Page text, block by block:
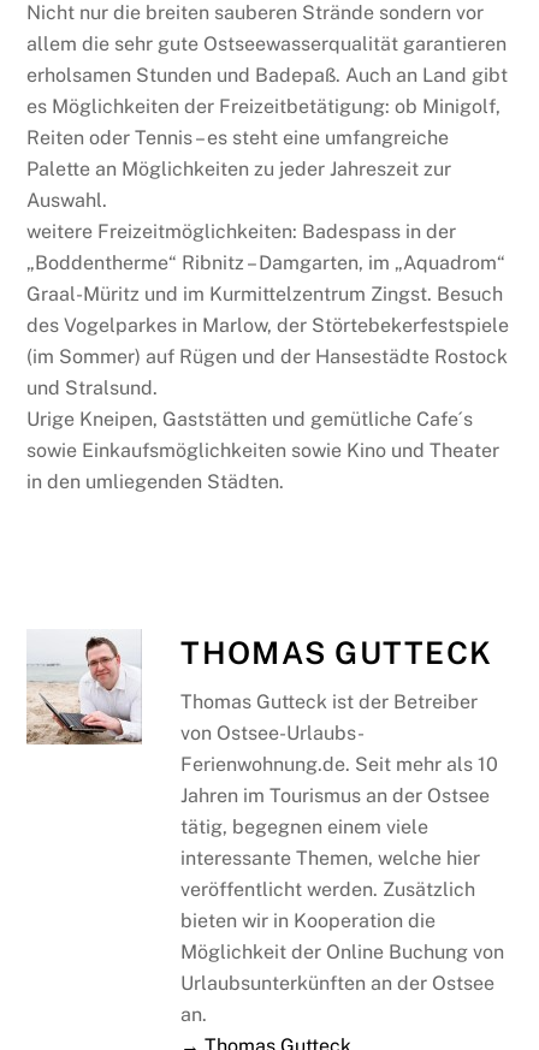
Nicht nur die breiten sauberen Strände sondern vor
allem die sehr gute Ostseewasserqualität garantieren
erholsamen Stunden und Badepaß. Auch an Land gibt
es Möglichkeiten der Freizeitbetätigung: ob Minigolf,
Reiten oder Tennis – es steht eine umfangreiche
Palette an Möglichkeiten zu jeder Jahreszeit zur
Auswahl.
weitere Freizeitmöglichkeiten: Badespass in der
„Boddentherme“ Ribnitz – Damgarten, im „Aquadrom“
Graal-Müritz und im Kurmittelzentrum Zingst. Besuch
des Vogelparkes in Marlow, der Störtebekerfestspiele
(im Sommer) auf Rügen und der Hansestädte Rostock
und Stralsund.
Urige Kneipen, Gaststätten und gemütliche Cafe´s
sowie Einkaufsmöglichkeiten sowie Kino und Theater
in den umliegenden Städten.
THOMAS GUTTECK
Thomas Gutteck ist der Betreiber
von Ostsee-Urlaubs-
Ferienwohnung.de. Seit mehr als 10
Jahren im Tourismus an der Ostsee
tätig, begegnen einem viele
interessante Themen, welche hier
veröffentlicht werden. Zusätzlich
bieten wir in Kooperation die
Möglichkeit der Online Buchung von
Urlaubsunterkünften an der Ostsee
an.